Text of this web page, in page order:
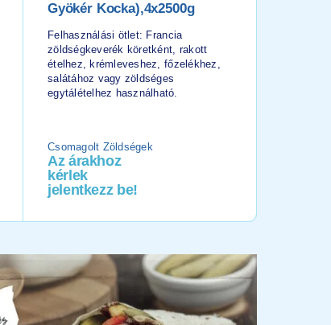
Gyökér Kocka),4x2500g
Felhasználási ötlet: Francia
zöldségkeverék köretként, rakott
ételhez, krémleveshez, főzelékhez,
salátához vagy zöldséges
egytálételhez használható.
Csomagolt Zöldségek
Az árakhoz
kérlek
jelentkezz be!